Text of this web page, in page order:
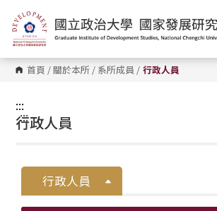
到
主
要
內
容
區 首頁 /關於本所 / 系所成員 / 行政人員
:::
:::
行政人員
行政人員